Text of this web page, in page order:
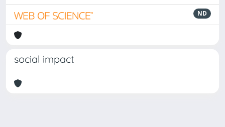
ND
social impact